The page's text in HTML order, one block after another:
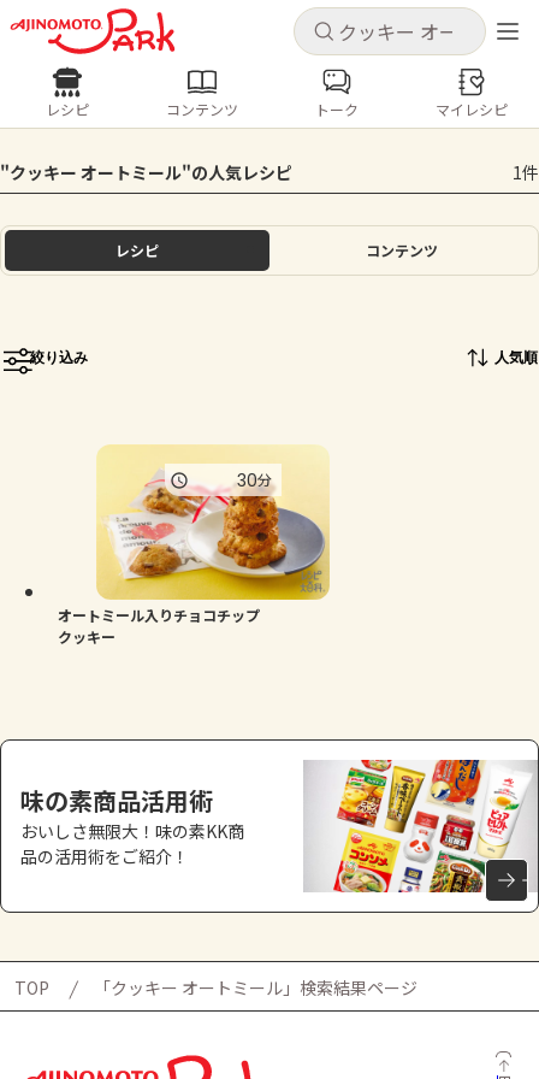
キャンセル
ログインするとレシピを保存できます
ログイン
ホーム
トーク
よくあるお問い合わせ
お買い物
キャンセル
レシピ コンテンツ
人気の食材・レシピ
きゅうり なす トマト
とうもろこし
レシピ コンテンツ トーク マイレシピ
"クッキー オートミール"の人気レシピ 1件
レシピ コンテンツ
絞り込み 人気順
オートミール入りチョコチップ
クッキー
30分
味の素商品活用術
おいしさ無限大！味の素KK商
品の活用術をご紹介！
TOP 「クッキー オートミール」検索結果ページ